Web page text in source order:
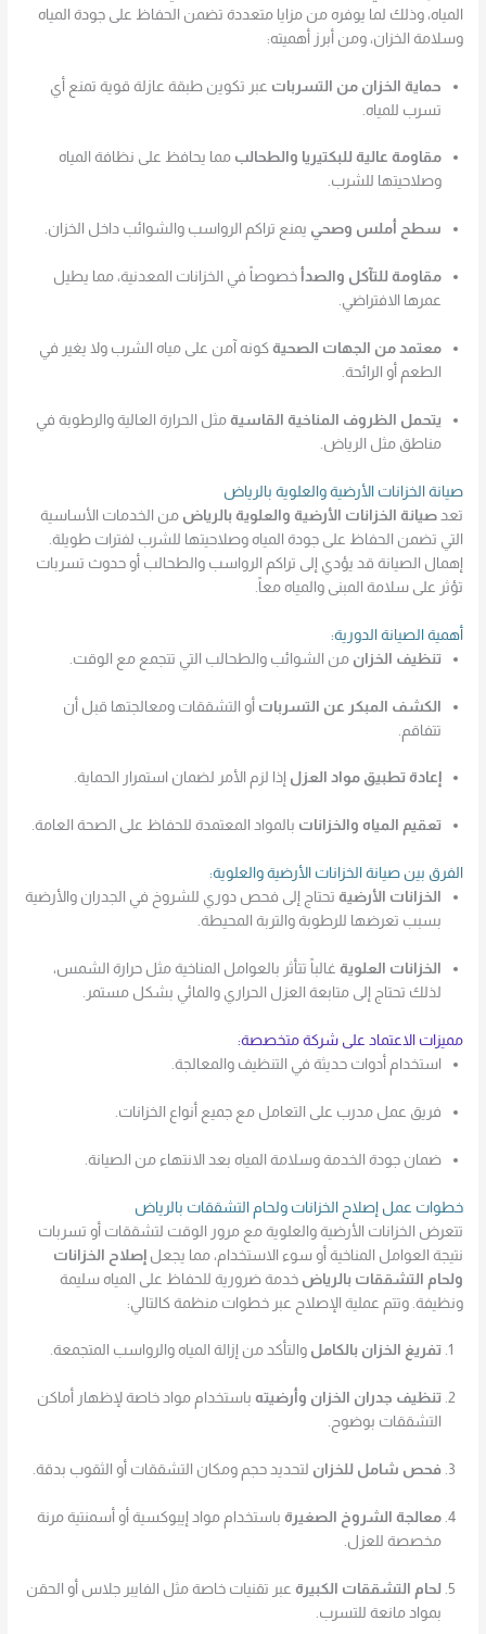
المياه، وذلك لما يوفره من مزايا متعددة تضمن الحفاظ على جودة المياه
وسلامة الخزان، ومن أبرز أهميته:
حماية الخزان من التسربات عبر تكوين طبقة عازلة قوية تمنع أي
تسرب للمياه.
مقاومة عالية للبكتيريا والطحالب مما يحافظ على نظافة المياه
وصلاحيتها للشرب.
سطح أملس وصحي يمنع تراكم الرواسب والشوائب داخل الخزان.
مقاومة للتآكل والصدأ خصوصاً في الخزانات المعدنية، مما يطيل
عمرها الافتراضي.
معتمد من الجهات الصحية كونه آمن على مياه الشرب ولا يغير في
الطعم أو الرائحة.
يتحمل الظروف المناخية القاسية مثل الحرارة العالية والرطوبة في
مناطق مثل الرياض.
صيانة الخزانات الأرضية والعلوية بالرياض
تعدصيانة الخزانات الأرضية والعلوية بالرياض من الخدمات الأساسية
التي تضمن الحفاظ على جودة المياه وصلاحيتها للشرب لفترات طويلة.
إهمال الصيانة قد يؤدي إلى تراكم الرواسب والطحالب أو حدوث تسربات
تؤثر على سلامة المبنى والمياه معاً.
أهمية الصيانة الدورية:
تنظيف الخزان من الشوائب والطحالب التي تتجمع مع الوقت.
الكشف المبكر عن التسربات أو التشققات ومعالجتها قبل أن
تتفاقم.
إعادة تطبيق مواد العزل إذا لزم الأمر لضمان استمرار الحماية.
تعقيم المياه والخزانات بالمواد المعتمدة للحفاظ على الصحة العامة.
الفرق بين صيانة الخزانات الأرضية والعلوية:
الخزانات الأرضية تحتاج إلى فحص دوري للشروخ في الجدران والأرضية
بسبب تعرضها للرطوبة والتربة المحيطة.
الخزانات العلوية غالباً تتأثر بالعوامل المناخية مثل حرارة الشمس،
لذلك تحتاج إلى متابعة العزل الحراري والمائي بشكل مستمر.
مميزات الاعتماد على شركة متخصصة:
استخدام أدوات حديثة في التنظيف والمعالجة.
فريق عمل مدرب على التعامل مع جميع أنواع الخزانات.
ضمان جودة الخدمة وسلامة المياه بعد الانتهاء من الصيانة.
خطوات عمل إصلاح الخزانات ولحام التشققات بالرياض
تتعرض الخزانات الأرضية والعلوية مع مرور الوقت لتشققات أو تسربات
نتيجة العوامل المناخية أو سوء الاستخدام، مما يجعلإصلاح الخزانات
ولحام التشققات بالرياض خدمة ضرورية للحفاظ على المياه سليمة
ونظيفة. وتتم عملية الإصلاح عبر خطوات منظمة كالتالي:
تفريغ الخزان بالكامل والتأكد من إزالة المياه والرواسب المتجمعة.
تنظيف جدران الخزان وأرضيته باستخدام مواد خاصة لإظهار أماكن
التشققات بوضوح.
فحص شامل للخزان لتحديد حجم ومكان التشققات أو الثقوب بدقة.
معالجة الشروخ الصغيرة باستخدام مواد إيبوكسية أو أسمنتية مرنة
مخصصة للعزل.
لحام التشققات الكبيرة عبر تقنيات خاصة مثل الفايبر جلاس أو الحقن
بمواد مانعة للتسرب.